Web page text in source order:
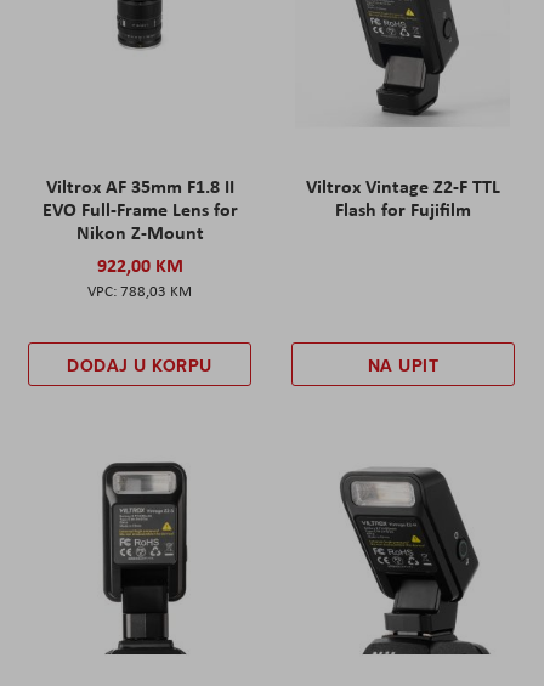
Viltrox AF 35mm F1.8 II
EVO Full-Frame Lens for
Nikon Z-Mount
922,00 KM
788,03 KM
DODAJ U KORPU
Viltrox Vintage Z2-F TTL
Flash for Fujifilm
NA UPIT